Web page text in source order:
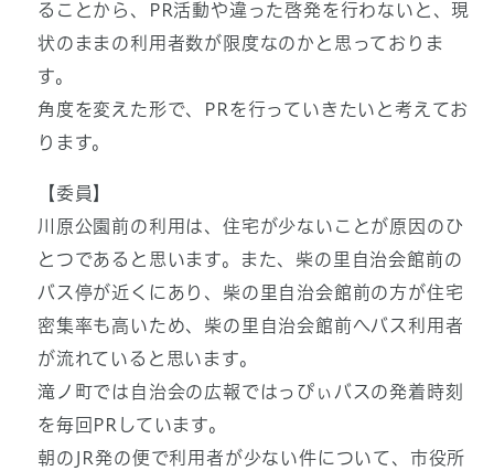
ることから、PR活動や違った啓発を行わないと、現
状のままの利用者数が限度なのかと思っておりま
す。
角度を変えた形で、PRを行っていきたいと考えてお
ります。
【委員】
川原公園前の利用は、住宅が少ないことが原因のひ
とつであると思います。また、柴の里自治会館前の
バス停が近くにあり、柴の里自治会館前の方が住宅
密集率も高いため、柴の里自治会館前へバス利用者
が流れていると思います。
滝ノ町では自治会の広報ではっぴぃバスの発着時刻
を毎回PRしています。
朝のJR発の便で利用者が少ない件について、市役所